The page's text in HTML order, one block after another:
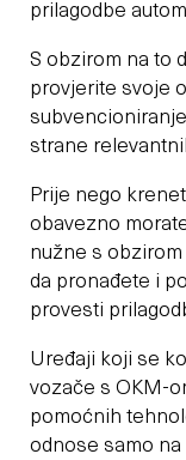
prilagodbe
S obzirom na to
provjerite svoje
strane
Prije nego
obavezno
nužne s
da pronađete i
provesti
Uređaji koji se
vozače s OKM-
pomoćnih
odnose samo na